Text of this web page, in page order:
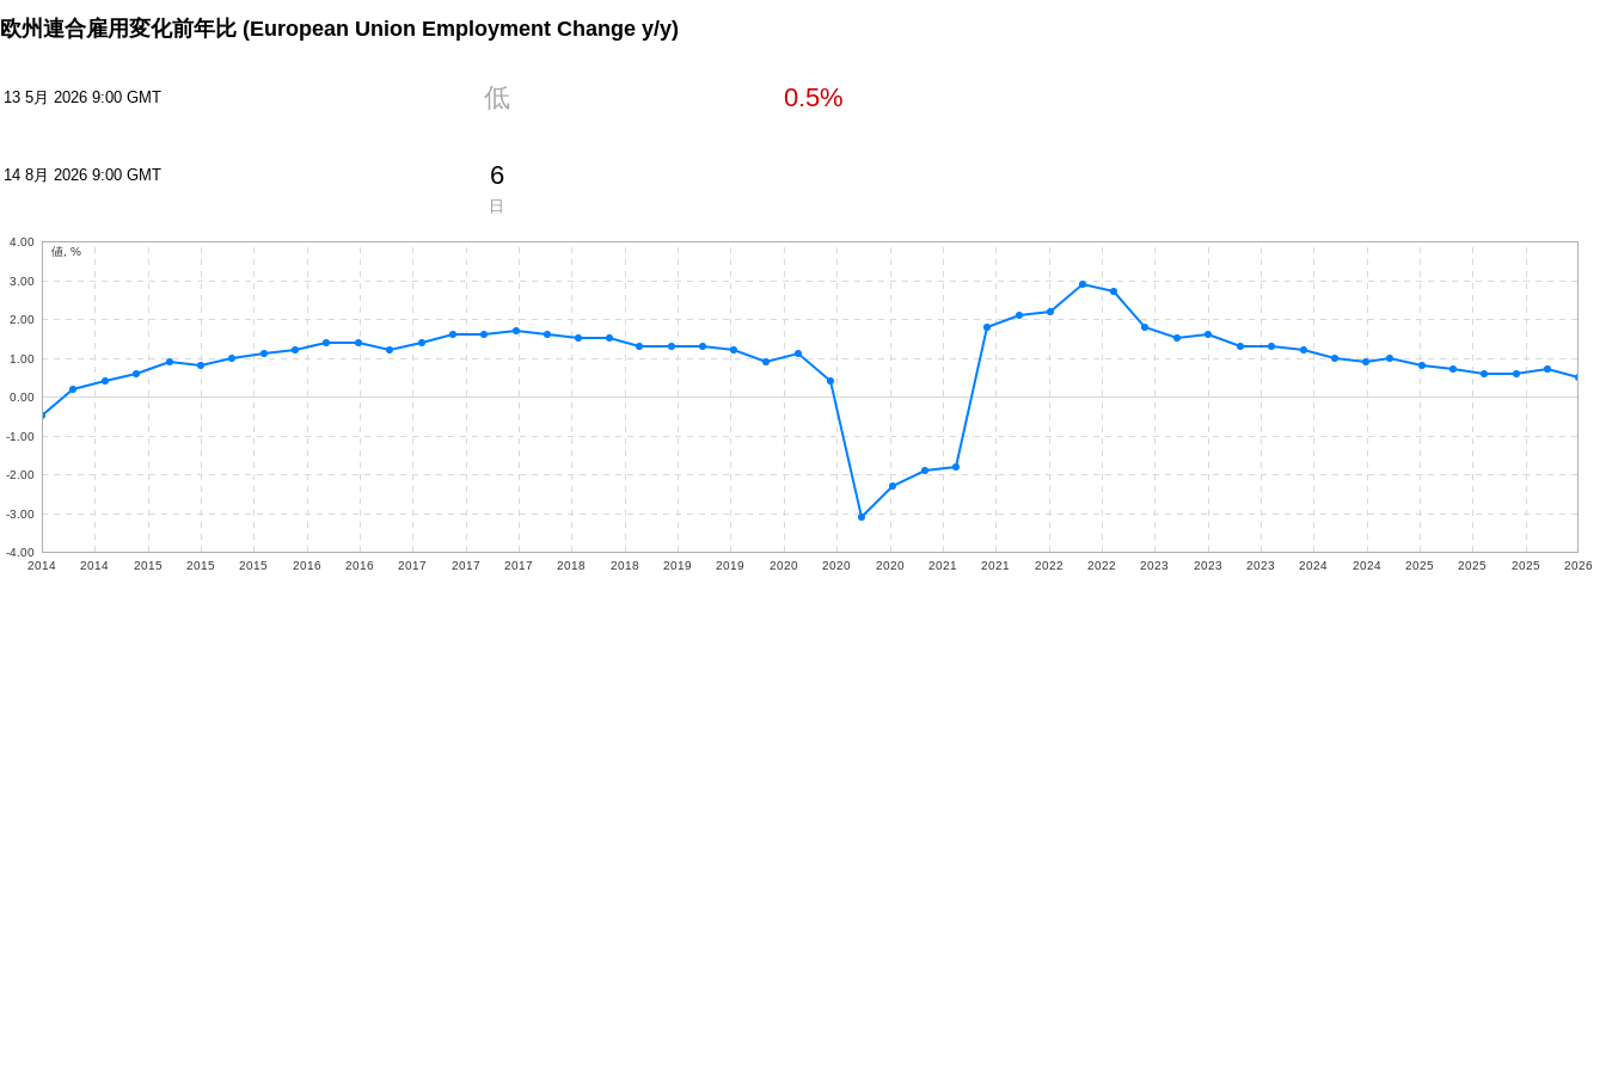
欧州連合雇用変化前年比 (European Union Employment Change y/y)
13 5月 2026 9:00 GMT 低 0.5%
14 8月 2026 9:00 GMT 6
日